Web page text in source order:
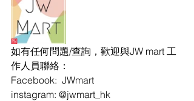
如有任何問題/查詢，歡迎與JW mart 工
作人員聯絡：
Facebook:  JWmart
instagram: @jwmart_hk